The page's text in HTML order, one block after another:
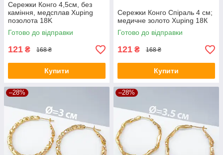
Сережки Конго 4,5см, без
каміння, медсплав Xuping
позолота 18K
Готово до відправки
121 ₴ 168 ₴
Купити
Сережки Конго Спіраль 4 см;
медичне золото Xuping 18К
Готово до відправки
121 ₴ 168 ₴
Купити
–28% –28%